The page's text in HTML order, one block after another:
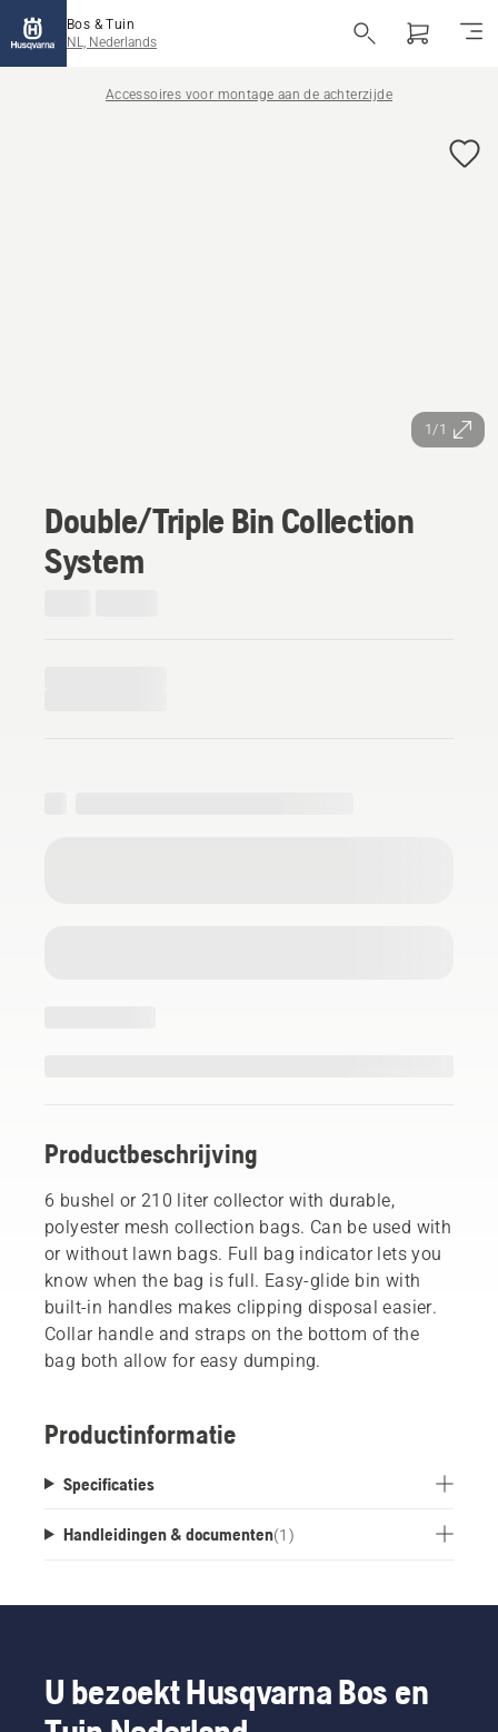
Bos & Tuin
NL, Nederlands
Accessoires voor montage aan de achterzijde
1/1
Double/Triple Bin Collection
System
Productbeschrijving
6 bushel or 210 liter collector with durable,
polyester mesh collection bags. Can be used with
or without lawn bags. Full bag indicator lets you
know when the bag is full. Easy-glide bin with
built-in handles makes clipping disposal easier.
Collar handle and straps on the bottom of the
bag both allow for easy dumping.
Productinformatie
Specificaties
Handleidingen & documenten(1 )
U bezoekt Husqvarna Bos en